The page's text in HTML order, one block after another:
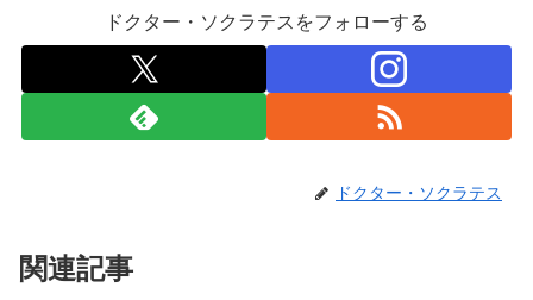
ドクター・ソクラテスをフォローする
ドクター・ソクラテス
関連記事